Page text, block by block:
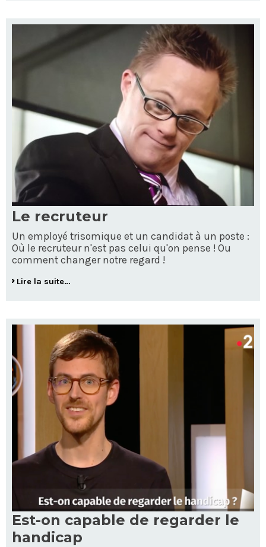
Le recruteur
Un employé trisomique et un candidat à un poste :
Où le recruteur n'est pas celui qu'on pense ! Ou
comment changer notre regard !
Lire la suite…
Est-on capable de regarder le
handicap